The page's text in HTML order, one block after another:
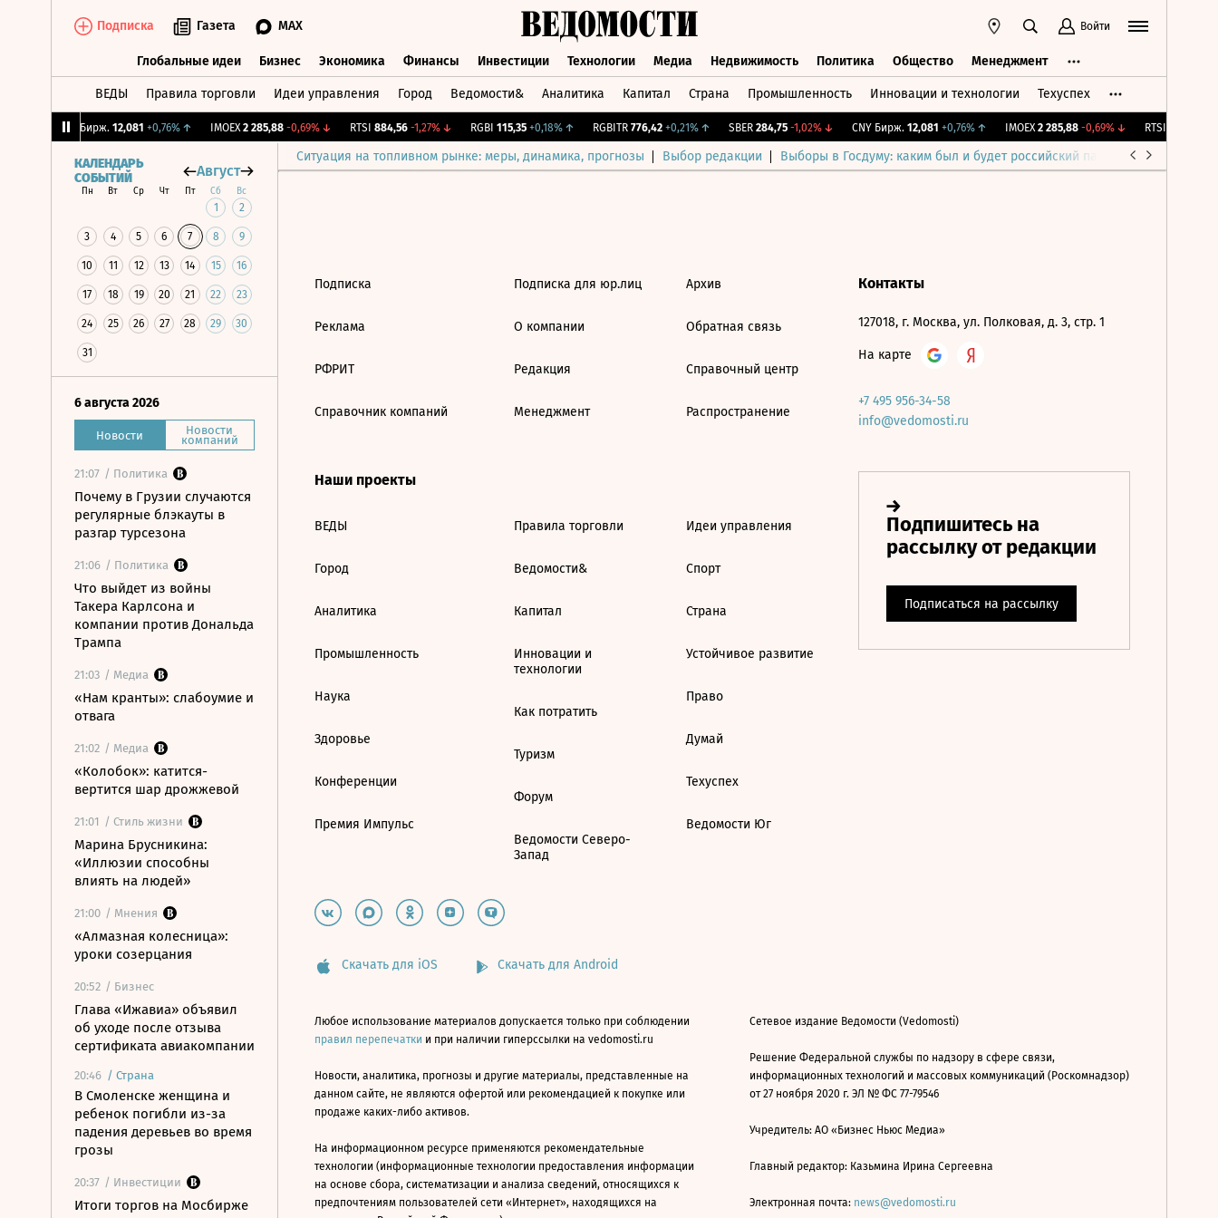
Подписка Газета MAX Войти
Глобальные идеи Бизнес Экономика Финансы Инвестиции Технологии Медиа Недвижимость Политика Общество Менеджмент
ВЕДЫ Правила торговли Идеи управления Город Ведомости& Аналитика Капитал Страна Промышленность Инновации и технологии Техуспех
CNY Бирж. 12,081 +0,76%↑ IMOEX 2 285,88 -0,69%↓ RTSI 884,56 -1,27%↓ RGBI 115,35 +0,18%↑ RGBITR 776,42 +0,21%↑ SBER 284,75 -1,02%↓ CNY Бирж. 12,081 +0,76%↑ IMOEX 2 285,88 -0,69%↓ RTSI
Ситуация на топливном рынке: меры, динамика, прогнозы Выбор редакции Выборы в Госдуму: каким был и будет российский парламент
КАЛЕНДАРЬ
СОБЫТИЙ
Август
Пн Вт Ср Чт Пт Сб Вс
1 2
3 4 5 6 7 8 9
10 11 12 13 14 15 16
17 18 19 20 21 22 23
24 25 26 27 28 29 30
31
6 августа 2026
Новости Новости
компаний
21:07 / Политика
Почему в Грузии случаются
регулярные блэкауты в
разгар турсезона
21:06 / Политика
Что выйдет из войны
Такера Карлсона и
компании против Дональда
Трампа
21:03 / Медиа
«Нам кранты»: слабоумие и
отвага
21:02 / Медиа
«Колобок»: катится-
вертится шар дрожжевой
21:01 / Стиль жизни
Марина Брусникина:
«Иллюзии способны
влиять на людей»
21:00 / Мнения
«Алмазная колесница»:
уроки созерцания
20:52 / Бизнес
Глава «Ижавиа» объявил
об уходе после отзыва
сертификата авиакомпании
20:46 / Страна
В Смоленске женщина и
ребенок погибли из-за
падения деревьев во время
грозы
20:37 / Инвестиции
Итоги торгов на Мосбирже
Подписка
Реклама
РФРИТ
Справочник компаний
Подписка для юр.лиц
О компании
Редакция
Менеджмент
Архив
Обратная связь
Справочный центр
Распространение
Наши проекты
ВЕДЫ
Город
Аналитика
Промышленность
Наука
Здоровье
Конференции
Премия Импульс
Правила торговли
Ведомости&
Капитал
Инновации и
технологии
Как потратить
Туризм
Форум
Ведомости Северо-
Запад
Идеи управления
Спорт
Страна
Устойчивое развитие
Право
Думай
Техуспех
Ведомости Юг
Контакты
127018, г. Москва, ул. Полковая, д. 3, стр. 1
На карте
+7 495 956-34-58
info@vedomosti.ru
Скачать для iOS Скачать для Android
Любое использование материалов допускается только при соблюдении
правил перепечатки и при наличии гиперссылки на vedomosti.ru
Новости, аналитика, прогнозы и другие материалы, представленные на
данном сайте, не являются офертой или рекомендацией к покупке или
продаже каких-либо активов.
На информационном ресурсе применяются рекомендательные
технологии (информационные технологии предоставления информации
на основе сбора, систематизации и анализа сведений, относящихся к
предпочтениям пользователей сети «Интернет», находящихся на
Сетевое издание Ведомости (Vedomosti)
Решение Федеральной службы по надзору в сфере связи,
информационных технологий и массовых коммуникаций (Роскомнадзор)
от 27 ноября 2020 г. ЭЛ № ФС 77-79546
Учредитель: АО «Бизнес Ньюс Медиа»
Главный редактор: Казьмина Ирина Сергеевна
Электронная почта: news@vedomosti.ru